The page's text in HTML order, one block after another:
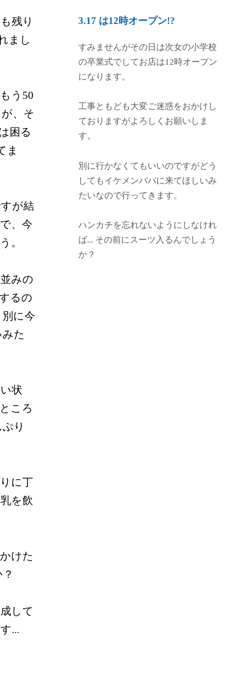
残り
まし
う50
、そ
困る
ま
が結
、今
。
みの
るの
に今
た
状
ころ
り
に丁
を飲
けた
して
...
3.17 は12時オープン!?
すみませんがその日は次女の小学校
の卒業式でしてお店は12時オープン
になります。
工事ともども大変ご迷惑をおかけし
ておりますがよろしくお願いしま
す。
別に行かなくてもいいのですがどう
してもイケメンパパに来てほしいみ
たいなので行ってきます。
ハンカチを忘れないようにしなけれ
ば... その前にスーツ入るんでしょう
か？